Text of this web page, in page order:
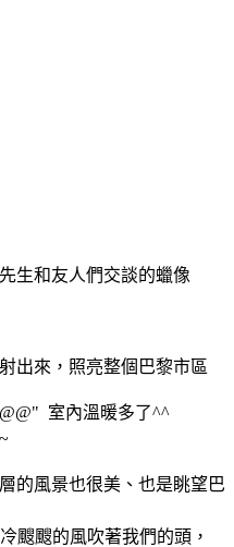
生和友人們交談的蠟像
出來，照亮整個巴黎市區
室內溫暖多了^^
的風景也很美、也是眺望巴
颼颼的風吹著我們的頭，